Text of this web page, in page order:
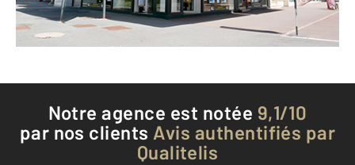
Téléphoner à l'agence
Notre agence est notée 9,1/10
par nos clients Avis authentifiés par
Qualitelis